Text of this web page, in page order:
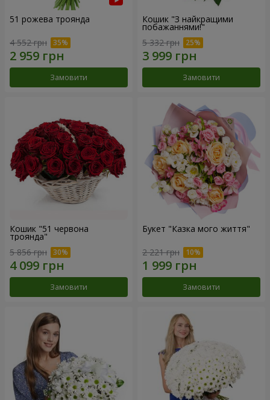
51 рожева троянда
4 552 грн
Замовити
Кошик "З найкращими
побажаннями!"
5 332 грн
Замовити
Кошик "51 червона
троянда"
5 856 грн
Замовити
Букет "Казка мого життя"
2 221 грн
Замовити